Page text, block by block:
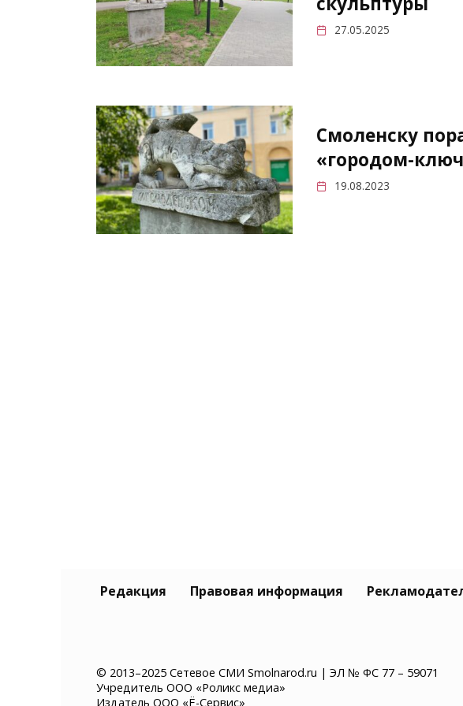
27.05.2025
Смоленску
«городом-
19.08.2023
Редакция Правовая информация
© 2013–2025 Сетевое СМИ Smolnarod.ru | ЭЛ № ФС 77 – 59071
Учредитель ООО «Роликс медиа»
Издатель ООО «Ё-Сервис»